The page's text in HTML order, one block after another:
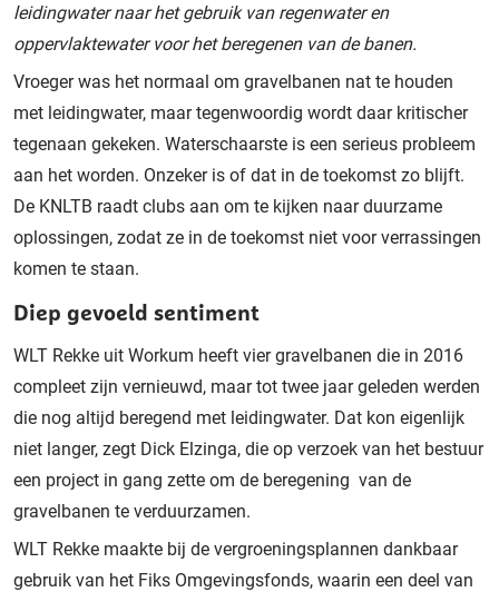
leidingwater naar het gebruik van regenwater en
oppervlaktewater voor het beregenen van de banen.
Vroeger was het normaal om gravelbanen nat te houden
met leidingwater, maar tegenwoordig wordt daar kritischer
tegenaan gekeken. Waterschaarste is een serieus probleem
aan het worden. Onzeker is of dat in de toekomst zo blijft.
De KNLTB raadt clubs aan om te kijken naar duurzame
oplossingen, zodat ze in de toekomst niet voor verrassingen
komen te staan.
Diep gevoeld sentiment
WLT Rekke uit Workum heeft vier gravelbanen die in 2016
compleet zijn vernieuwd, maar tot twee jaar geleden werden
die nog altijd beregend met leidingwater. Dat kon eigenlijk
niet langer, zegt Dick Elzinga, die op verzoek van het bestuur
een project in gang zette om de beregening van de
gravelbanen te verduurzamen.
WLT Rekke maakte bij de vergroeningsplannen dankbaar
gebruik van het Fiks Omgevingsfonds, waarin een deel van